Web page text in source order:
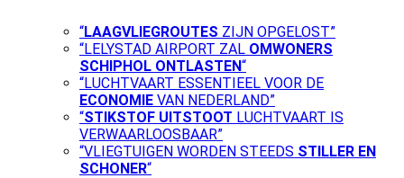
“LAAGVLIEGROUTES ZIJN OPGELOST”
“LELYSTAD AIRPORT ZAL OMWONERS
SCHIPHOL ONTLASTEN“
“LUCHTVAART ESSENTIEEL VOOR DE
ECONOMIE VAN NEDERLAND”
“STIKSTOF UITSTOOT LUCHTVAART IS
VERWAARLOOSBAAR”
“VLIEGTUIGEN WORDEN STEEDS STILLER EN
SCHONER“